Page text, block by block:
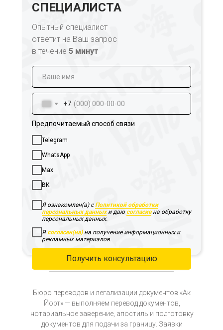
СПЕЦИАЛИСТА
Бюро переводов и легализации документов «Ак
Йорт» — выполняем перевод документов,
нотариальное заверение, апостиль и подготовку
документов для подачи за границу. Заявки
Опытный специалист
ответит на Ваш запрос
в течение 5 минут
+7
Предпочитаемый способ связи
Telegram
WhatsApp
Max
ВК
Я ознакомлен(а) с Политикой обработки
персональных данныхи даю согласиена обработку
персональных данных.
Я согласен(на)на получение информационных и
рекламных материалов.
Получить консультацию